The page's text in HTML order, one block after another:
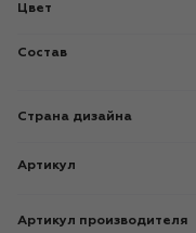
Цвет
Состав
Страна дизайна
Артикул
Артикул производителя